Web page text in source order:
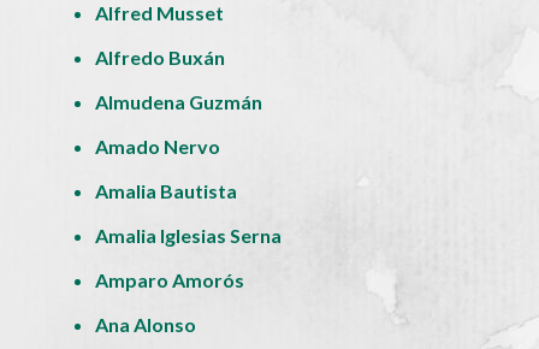
Alfred Musset
Alfredo Buxán
Almudena Guzmán
Amado Nervo
Amalia Bautista
Amalia Iglesias Serna
Amparo Amorós
Ana Alonso